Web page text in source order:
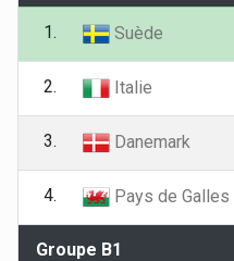
1. Suède
2. Italie
3. Danemark
4. Pays de Galles
Groupe B1